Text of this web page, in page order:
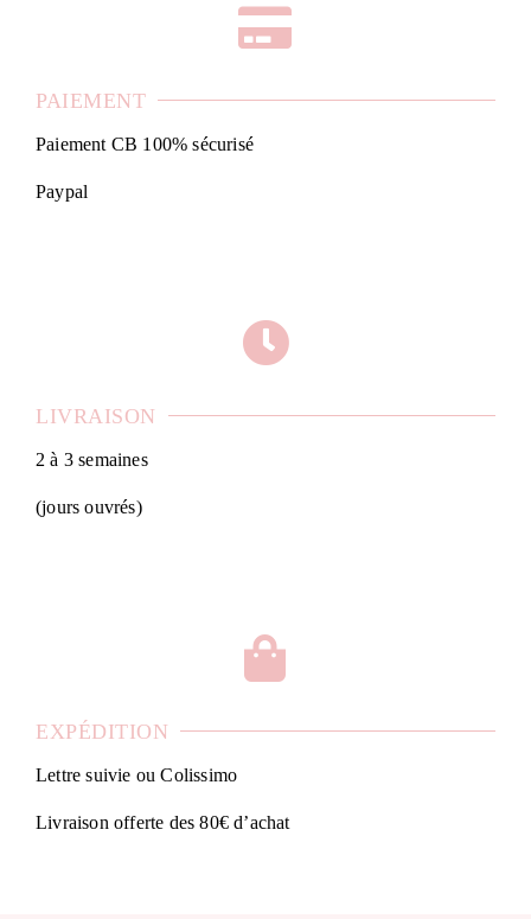
PAIEMENT
Paiement CB 100% sécurisé
Paypal
LIVRAISON
2 à 3 semaines
(jours ouvrés)
EXPÉDITION
Lettre suivie ou Colissimo
Livraison offerte des 80€ d’achat